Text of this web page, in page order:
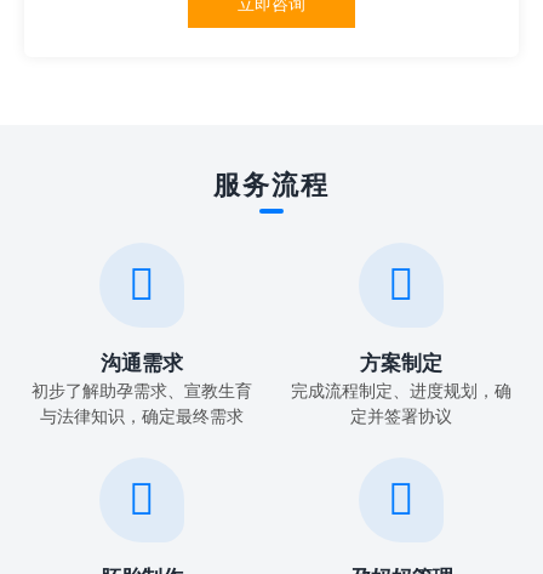
服务流程

沟通需求
初步了解助孕需求、宣教生育
与法律知识，确定最终需求

方案制定
完成流程制定、进度规划，确
定并签署协议
 